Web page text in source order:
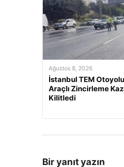
Ağustos 8, 2026
İstanbul TEM
Araçlı Zincirleme
Kilitledi
Bir yanıt yazın